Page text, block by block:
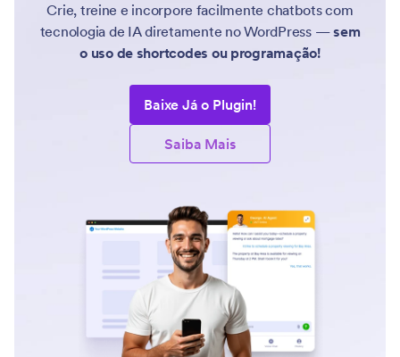
Crie, treine e incorpore facilmente chatbots com
tecnologia de IA diretamente no WordPress —sem
o uso de shortcodes ou programação!
Baixe Já o Plugin!
Saiba Mais